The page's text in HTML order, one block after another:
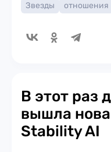
Звезды отношения
В этот раз
вышла
Stability AI